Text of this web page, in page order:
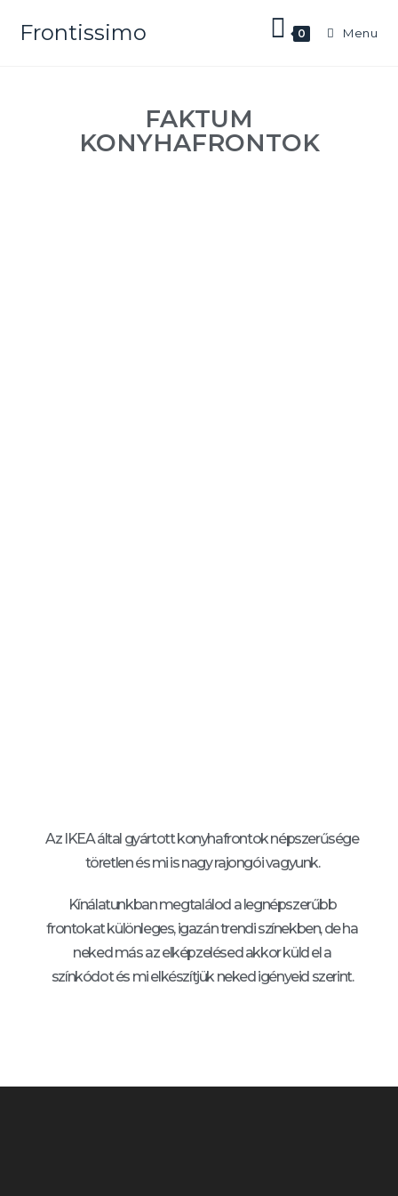
Frontissimo 0 Menu
FAKTUM
KONYHAFRONTOK
Az IKEA által gyártott konyhafrontok népszerűsége
töretlen és mi is nagy rajongói vagyunk.
Kínálatunkban megtalálod a legnépszerűbb
frontokat különleges, igazán trendi színekben, de ha
neked más az elképzelésed akkor küld el a
színkódot és mi elkészítjük neked igényeid szerint.